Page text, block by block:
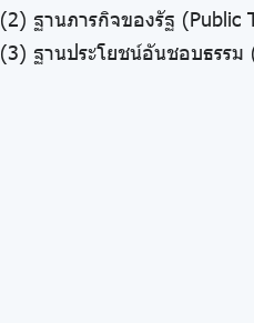
(2) ฐานภารกิจของรัฐ (Public
(3) ฐานประโยชน์อันชอบธรรม